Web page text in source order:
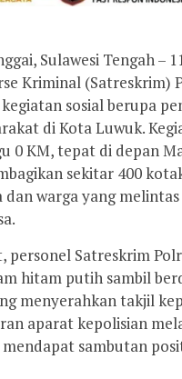
Sulawesi Tengah –
Kriminal (Satreskrim)
sosial berupa
di Kota Luwuk.
0 KM, tepat di depan
sekitar 400
dan warga yang
personel Satreskrim
hitam putih sambil
menyerahkan takjil
aparat kepolisian
sambutan